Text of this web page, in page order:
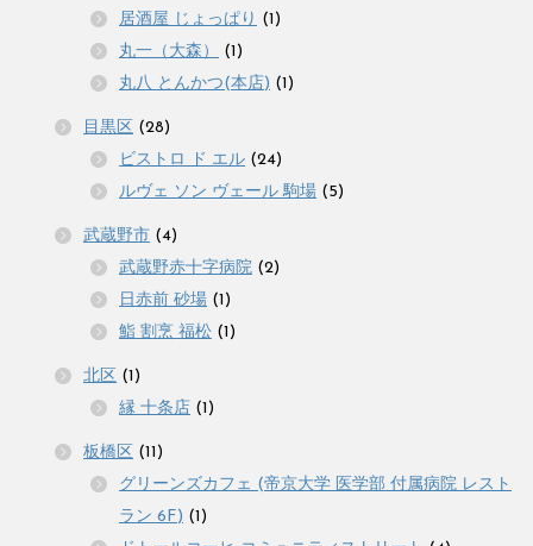
居酒屋 じょっぱり (1)
丸一（大森）
(1)
丸八 とんかつ(本店) (1)
目黒区 (28)
ビストロ ド エル (24)
ルヴェ ソン ヴェール 駒場 (5)
武蔵野市 (4)
武蔵野赤十字病院 (2)
日赤前 砂場 (1)
鮨 割烹 福松 (1)
北区 (1)
縁 十条店 (1)
板橋区 (11)
グリーンズカフェ (帝京大学 医学部 付属病院 レスト
ラン 6F) (1)